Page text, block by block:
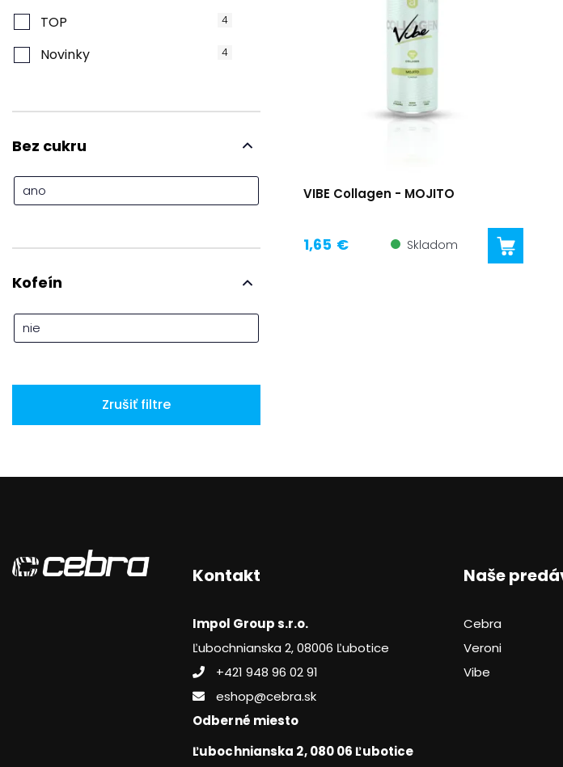
TOP 4
Novinky 4
Bez cukru
ano
Kofeín
nie
Zrušiť filtre
VIBE Collagen - MOJITO
1,65 € Skladom
Kontakt
Impol Group s.r.o.
Ľubochnianska 2, 08006 Ľubotice
+421 948 96 02 91
eshop@cebra.sk
Odberné miesto
Ľubochnianska 2, 080 06 Ľubotice
Naše
Cebra
Veroni
Vibe